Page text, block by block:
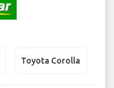
Toyota Corolla